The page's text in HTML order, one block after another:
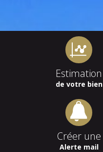
Estimation
de votre bien
Créer une
Alerte mail